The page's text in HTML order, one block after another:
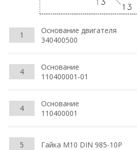
1
Основание двигателя
340400500
4
Основание
110400001-01
4
Основание
110400001
5 Гайка М10 DIN 985-10Р